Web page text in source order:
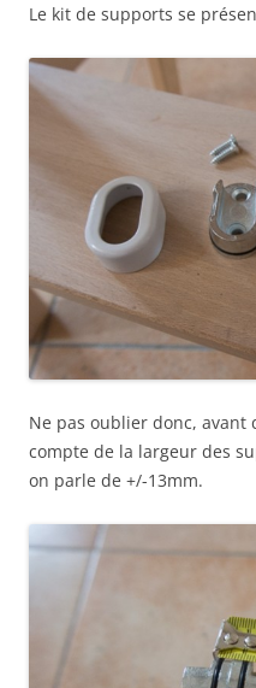
Le kit de supports se
Ne pas oublier donc,
compte de la largeur des
on parle de +/-13mm.